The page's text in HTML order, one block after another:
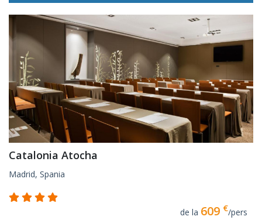
Catalonia Atocha
Madrid, Spania
de la 609 €/pers